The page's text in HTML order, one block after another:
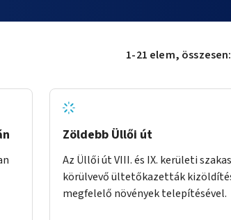
1-21 elem, összesen:
Zöldebb Üllői út
Az Üllői út VIII. és IX. kerületi
körülvevő ültetőkazetták
megfelelő növények telepítésével.